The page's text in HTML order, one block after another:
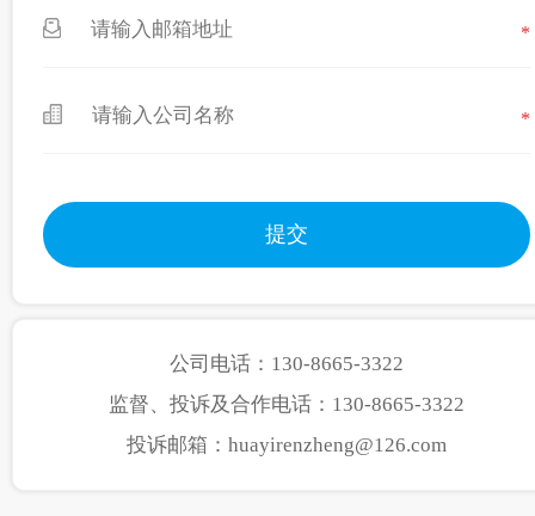
*
*
公司电话：130-8665-3322
监督、投诉及合作电话：130-8665-3322
投诉邮箱：huayirenzheng@126.com